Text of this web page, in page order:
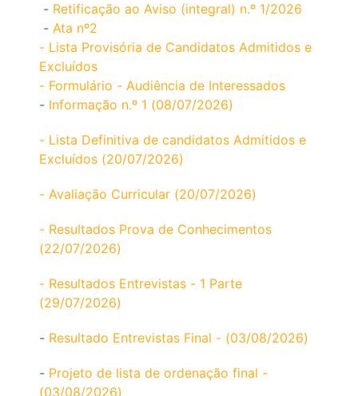
- Retificação ao Aviso (integral) n.º 1/2026
- Ata nº2
- Lista Provisória de Candidatos Admitidos e
Excluídos
- Formulário - Audiência de Interessados
- Informação n.º 1 (08/07/2026)
- Lista Definitiva de candidatos Admitidos e
Excluídos (20/07/2026)
- Avaliação Curricular (20/07/2026)
- Resultados Prova de Conhecimentos
(22/07/2026)
- Resultados Entrevistas - 1 Parte
(29/07/2026)
- Resultado Entrevistas Final - (03/08/2026)
- Projeto de lista de ordenação final -
(03/08/2026)